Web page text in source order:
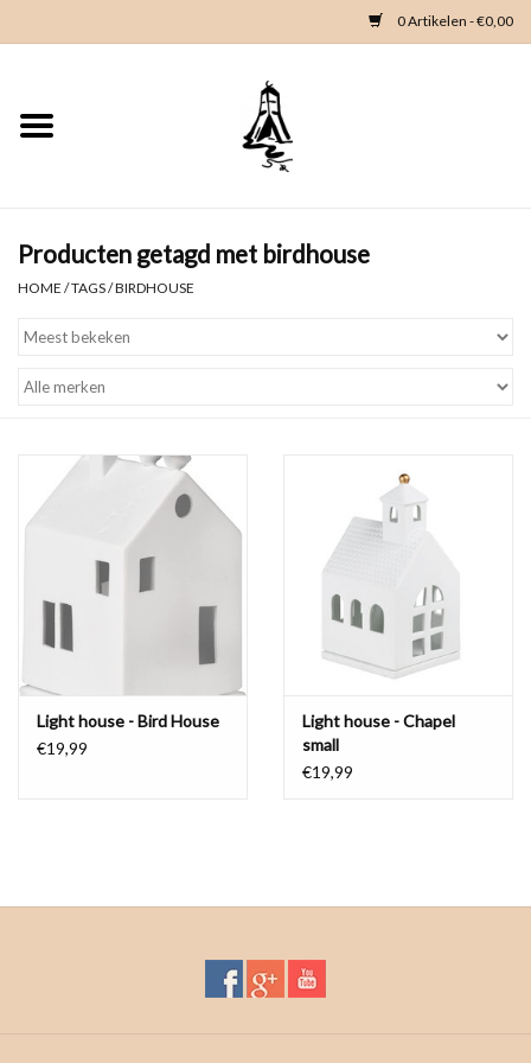
0 Artikelen - €0,00
Home
Kleding
Waterkaart
Contact
Waterproof tassen
Nieuws
Producten getagd met birdhouse
HOME /TAGS/BIRDHOUSE
Light house - Bird House
€19,99
Light house - Chapel
small
€19,99